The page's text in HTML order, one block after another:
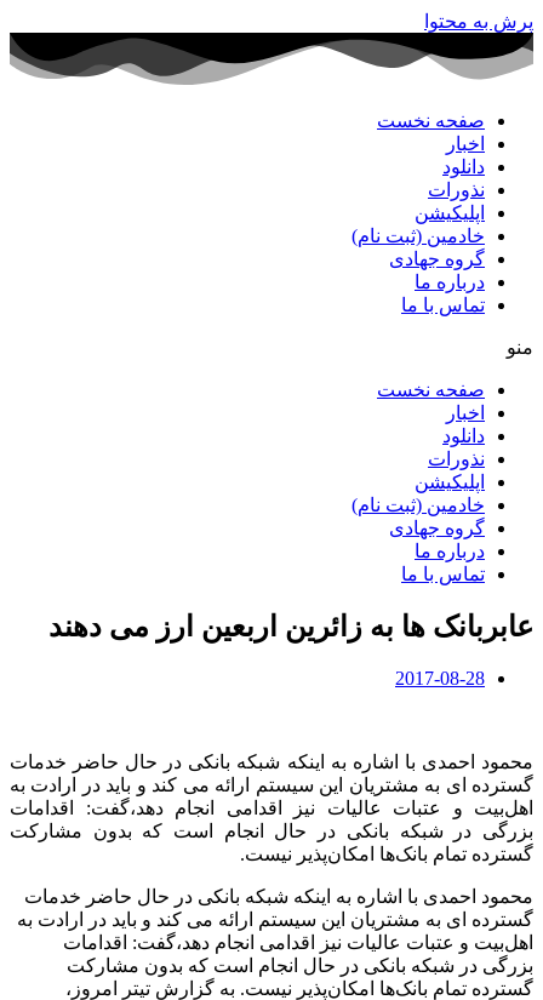
پرش به محتوا
صفحه نخست
اخبار
دانلود
نذورات
اپلیکیشن
خادمین (ثبت نام)
گروه جهادی
درباره ما
تماس با ما
منو
صفحه نخست
اخبار
دانلود
نذورات
اپلیکیشن
خادمین (ثبت نام)
گروه جهادی
درباره ما
تماس با ما
عابربانک ها به زائرین اربعین ارز می دهند
2017-08-28
محمود احمدی با اشاره به اینکه شبکه بانکی در حال حاضر خدمات
گسترده ای به مشتریان این سیستم ارائه می کند و باید در ارادت به
اهل‌بیت و عتبات عالیات نیز اقدامی انجام دهد،گفت: اقدامات
بزرگی در شبکه بانکی در حال انجام است که بدون مشارکت
گسترده تمام بانک‌ها امکان‌پذیر نیست.
محمود احمدی با اشاره به اینکه شبکه بانکی در حال حاضر خدمات
گسترده ای به مشتریان این سیستم ارائه می کند و باید در ارادت به
اهل‌بیت و عتبات عالیات نیز اقدامی انجام دهد،گفت: اقدامات
بزرگی در شبکه بانکی در حال انجام است که بدون مشارکت
گسترده تمام بانک‌ها امکان‌پذیر نیست. به گزارش تیتر امروز،